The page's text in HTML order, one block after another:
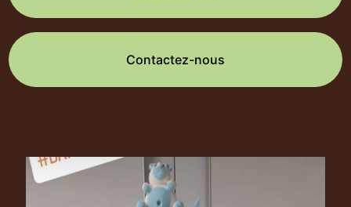
Contactez-nous